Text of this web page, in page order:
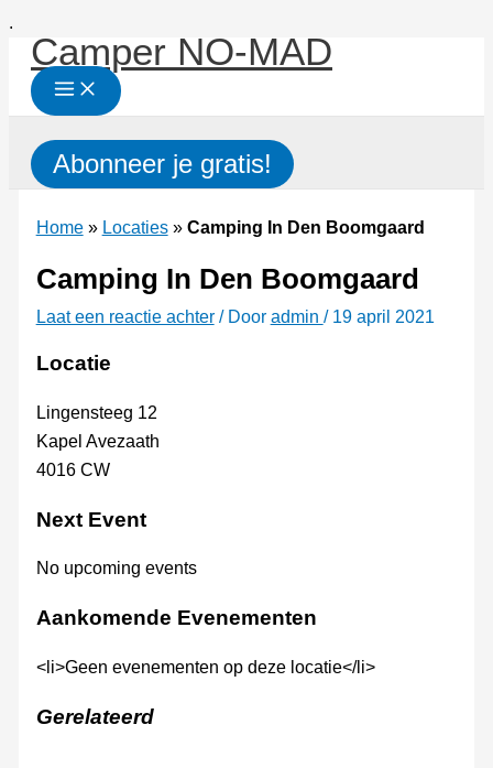
.
naar
inhoud
Camper NO-MAD
Abonneer je gratis!
Home» Locaties» Camping In Den Boomgaard
Camping In Den Boomgaard
Laat een reactie achter / Door admin / 19 april 2021
Locatie
Lingensteeg 12
Kapel Avezaath
4016 CW
Next Event
No upcoming events
Aankomende Evenementen
<li>Geen evenementen op deze locatie</li>
Gerelateerd